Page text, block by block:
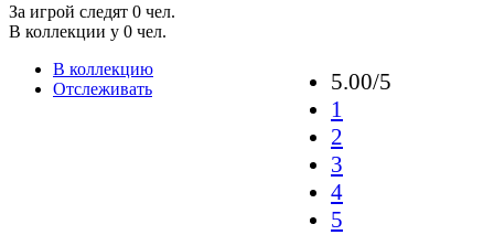
За игрой следят 0 чел.
В коллекции у 0 чел.
В коллекцию
Отслеживать
5.00/5
1
2
3
4
5